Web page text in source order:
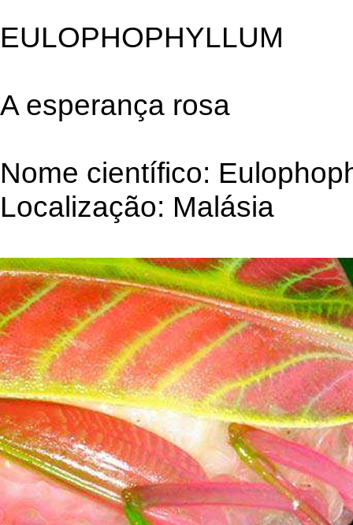
EULOPHOPHYLLUM
A esperança rosa
Nome científico:
Localização: Malásia